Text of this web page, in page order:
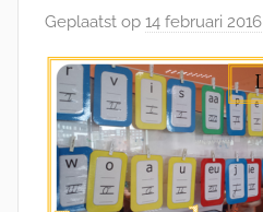
Geplaatst op 14 februari 2016